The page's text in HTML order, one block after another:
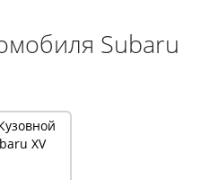
Subaru